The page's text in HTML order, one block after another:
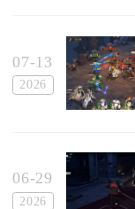
07-13
2026
06-29
2026